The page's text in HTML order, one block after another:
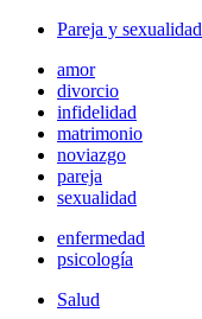
Pareja y sexualidad
amor
divorcio
infidelidad
matrimonio
noviazgo
pareja
sexualidad
enfermedad
psicología
Salud